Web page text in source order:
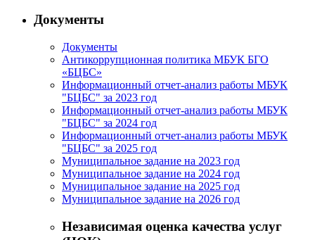
Документы
Документы
Антикоррупционная политика МБУК БГО
«БЦБС»
Информационный отчет-анализ работы МБУК
"БЦБС" за 2023 год
Информационный отчет-анализ работы МБУК
"БЦБС" за 2024 год
Информационный отчет-анализ работы МБУК
"БЦБС" за 2025 год
Муниципальное задание на 2023 год
Муниципальное задание на 2024 год
Муниципальное задание на 2025 год
Муниципальное задание на 2026 год
Независимая оценка качества услуг